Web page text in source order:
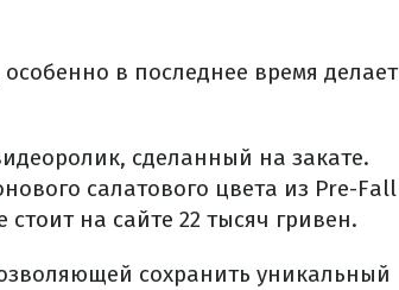
в последнее время делает
сделанный на закате.
салатового цвета из Pre-Fall
стоит на сайте 22 тысяч гривен.
сохранить уникальный